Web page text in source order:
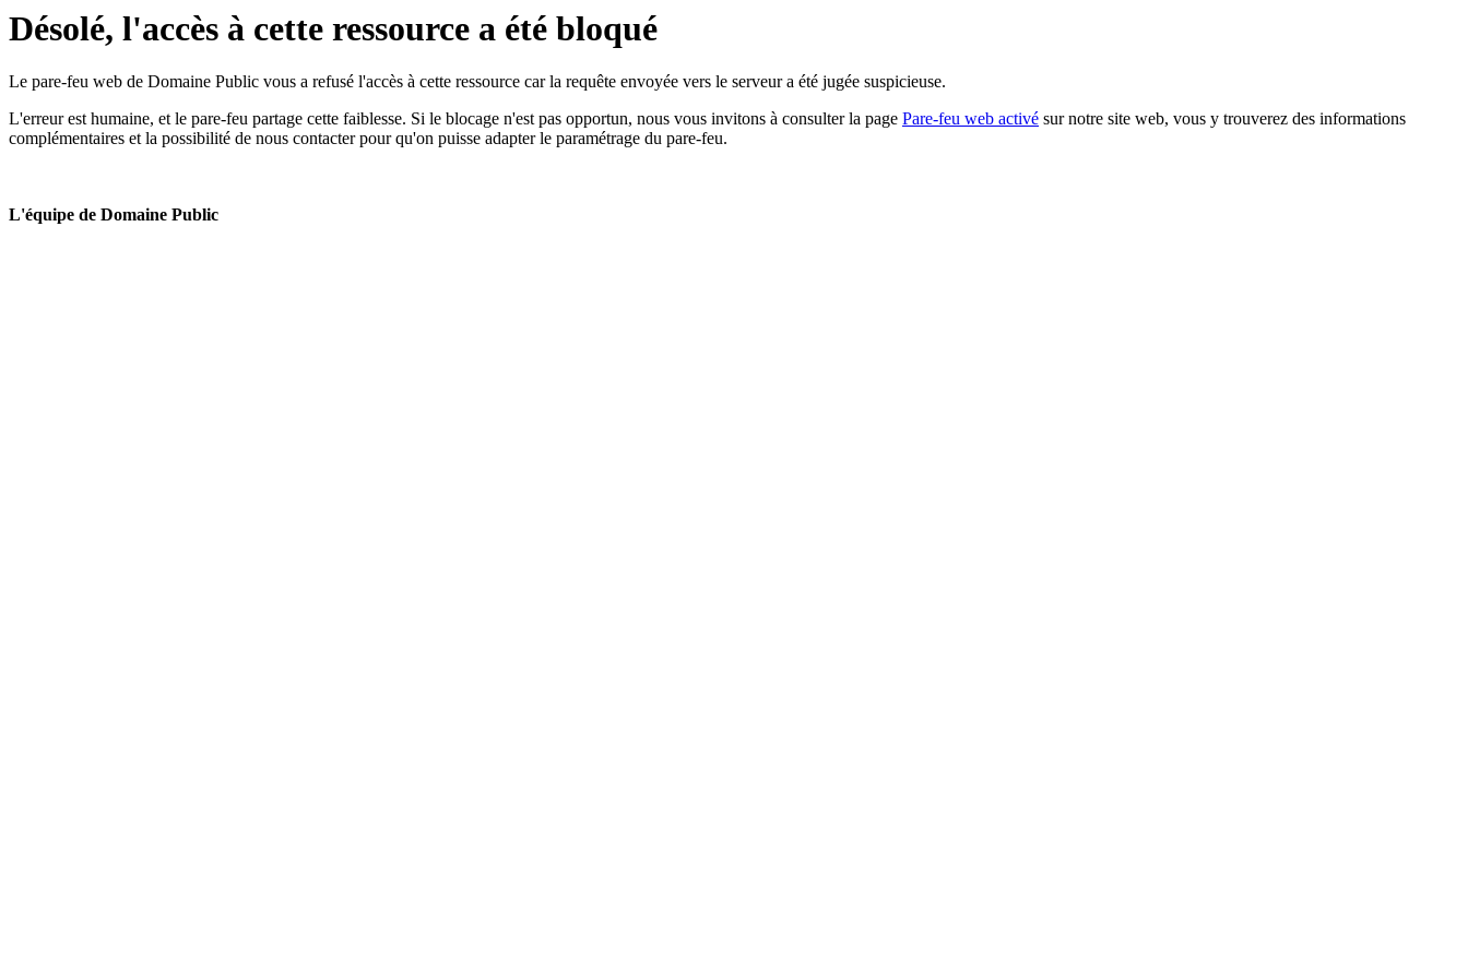
Désolé, l'accès à cette ressource a été bloqué
Le pare-feu web de Domaine Public vous a refusé l'accès à cette ressource car la requête envoyée vers le serveur a été jugée suspicieuse.
L'erreur est humaine, et le pare-feu partage cette faiblesse. Si le blocage n'est pas opportun, nous vous invitons à consulter la page Pare-feu web activé sur notre site web, vous y trouverez des informations
complémentaires et la possibilité de nous contacter pour qu'on puisse adapter le paramétrage du pare-feu.
L'équipe de Domaine Public